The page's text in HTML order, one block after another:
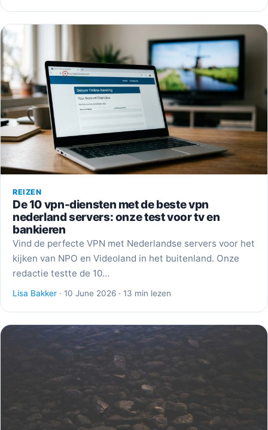
REIZEN
De 10 vpn-diensten met de beste vpn
nederland servers: onze test voor tv en
bankieren
Vind de perfecte VPN met Nederlandse servers voor het
kijken van NPO en Videoland in het buitenland. Onze
redactie testte de 10…
Lisa Bakker · 10 June 2026 · 13 min lezen